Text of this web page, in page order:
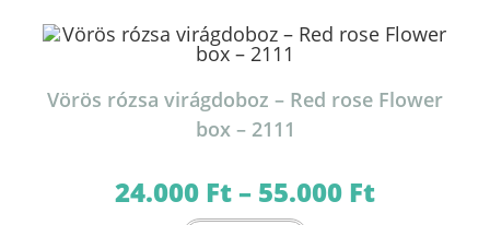
van.
termékoldalon
választhatók
Vörös rózsa virágdoboz – Red rose Flower
box – 2111
24.000 Ft– 55.000 Ft24.000 Ft